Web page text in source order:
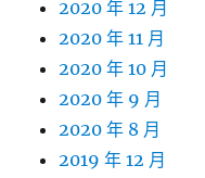
2020 年 12 月
2020 年 11 月
2020 年 10 月
2020 年 9 月
2020 年 8 月
2019 年 12 月